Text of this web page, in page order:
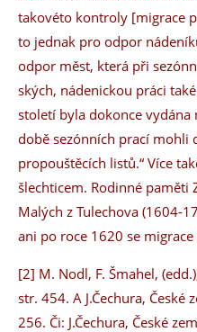
takovéto kontroly [migrace
to jednak pro odpor
odpor měst, která při
ských, nádenickou práci
století byla dokonce vydána
době sezónních prací mohli
propouštěcích listů.“ Více
šlechticem. Rodinné paměti
Malých z Tulechova (1604-
ani po roce 1620 se
[2] M. Nodl, F. Šmahel,
str. 454. A J.Čechura,
256. Či: J.Čechura, České